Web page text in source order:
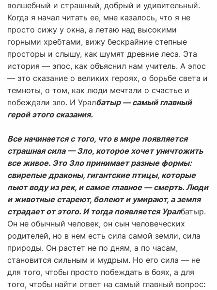
волшебный и страшный, добрый и удивительный.
Когда я начал читать ее, мне казалось, что я не
просто сижу у окна, а летаю над высокими
горными хребтами, вижу бескрайние степные
просторы и слышу, как шумят древние леса. Эта
история — эпос, как объяснил нам учитель. А эпос
— это сказание о великих героях, о борьбе света и
темноты, о том, как люди мечтали о счастье и
побеждали зло. И Уралбатыр — самый главный
герой этого сказания.
Все начинается с того, что в мире появляется
страшная сила — Зло, которое хочет уничтожить
все живое. Это Зло принимает разные формы:
свирепые драконы, гигантские птицы, которые
пьют воду из рек, и самое главное — смерть. Люди
и животные стареют, болеют и умирают, а земля
страдает от этого. И тогда появляется Уралбатыр.
Он не обычный человек, он сын человеческих
родителей, но в нем есть сила самой земли, сила
природы. Он растет не по дням, а по часам,
становится сильным и мудрым. Но его сила — не
для того, чтобы просто побеждать в боях, а для
того, чтобы найти ответ на самый главный вопрос: